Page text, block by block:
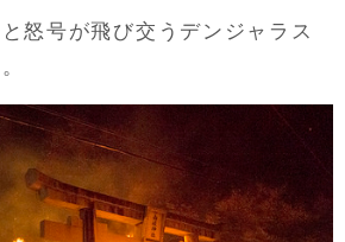
怒号が飛び交うデンジャラス